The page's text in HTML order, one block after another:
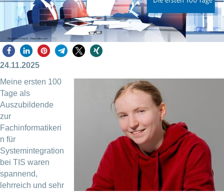
24.11.2025
Meine ersten 100
Tage als
Auszubildende
zur
Fachinformatikeri
n für
Systemintegration
bei TIS waren
spannend,
lehrreich und sehr